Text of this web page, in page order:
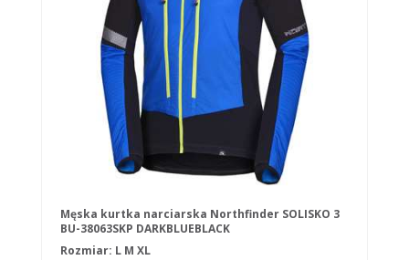
Męska kurtka narciarska Northfinder SOLISKO 3
BU-38063SKP DARKBLUEBLACK
Rozmiar: L M XL